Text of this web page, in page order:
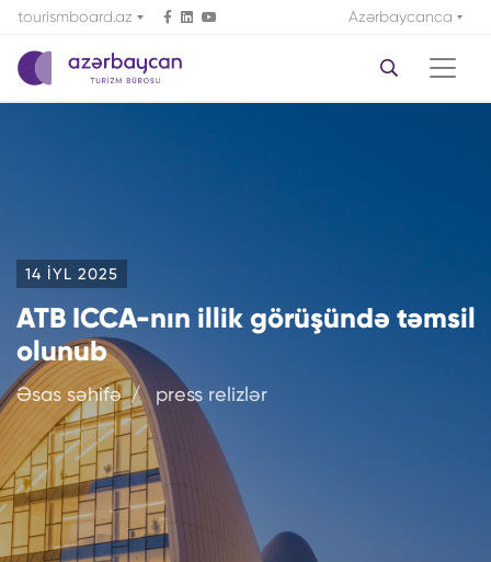
tourismboard.az Azərbaycanca
14 IYL 2025
ATB ICCA-nın illik görüşündə təmsil
olunub
Əsas səhifə press relizlər